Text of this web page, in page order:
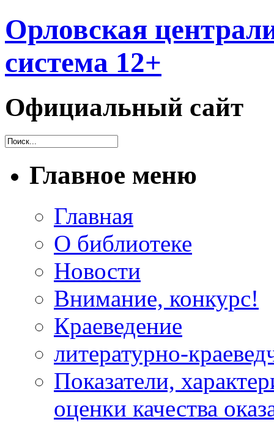
Орловская
система 12+
Официальный сайт
Главное меню
Главная
О библиотеке
Новости
Внимание, конкурс!
Краеведение
литературно-
Показатели,
оценки качества